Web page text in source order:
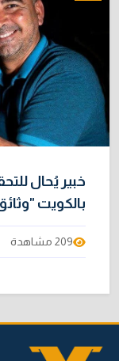
خبير يُحال
بالكويت
209 مشاهدة